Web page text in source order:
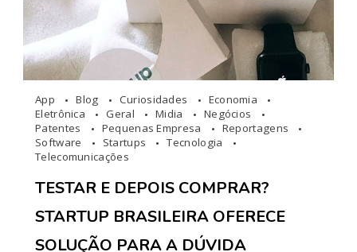
App Blog Curiosidades
Economia
Eletrônica
Geral Midia
Negócios
Patentes
Pequenas Empresa
Reportagens
Software
Startups
Tecnologia
Telecomunicações
TESTAR E DEPOIS COMPRAR?
STARTUP BRASILEIRA OFERECE
SOLUÇÃO PARA A DÚVIDA